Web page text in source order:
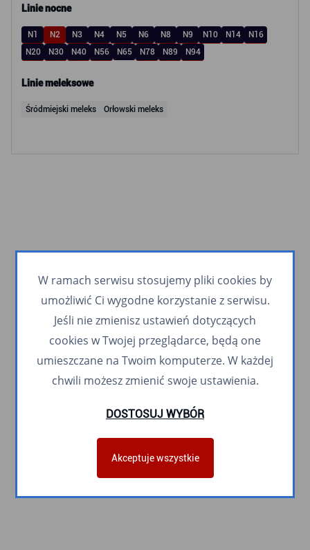
Linie nocne
N1 N2 N3 N4 N5 N6 N8 N9 N10 N14
N16
N20
N30 N40 N56 N65 N78 N89 N94
Linie meleksowe
Śródmiejski meleks Orłowski meleks
W ramach serwisu stosujemy pliki cookies by
umożliwić Ci wygodne korzystanie z serwisu.
Jeśli nie zmienisz ustawień dotyczących
cookies w Twojej przeglądarce, będą one
umieszczane na Twoim komputerze. W każdej
chwili możesz zmienić swoje ustawienia.
DOSTOSUJ WYBÓR
Akceptuje wszystkie